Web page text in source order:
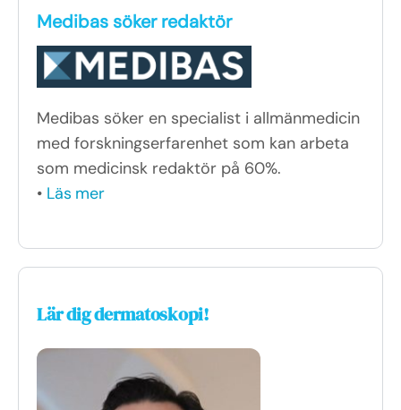
Medibas söker redaktör
Medibas söker en specialist i allmänmedicin
med forskningserfarenhet som kan arbeta
som medicinsk redaktör på 60%.
• Läs mer
Lär dig dermatoskopi!